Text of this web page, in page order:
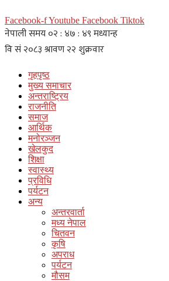
Facebook-fYoutube Facebook Tiktok
गृहपृष्ठ
मुख्य समाचार
अन्तराष्ट्रिय
राजनीति
समाज
आर्थिक
मनोरञ्जन
खेलकुद
शिक्षा
स्वास्थ्य
प्रविधि
पर्यटन
अन्य
अन्तरवार्ता
मध्य नेपाल
चितवन
कृषि
अपराध
पर्यटन
मौसम